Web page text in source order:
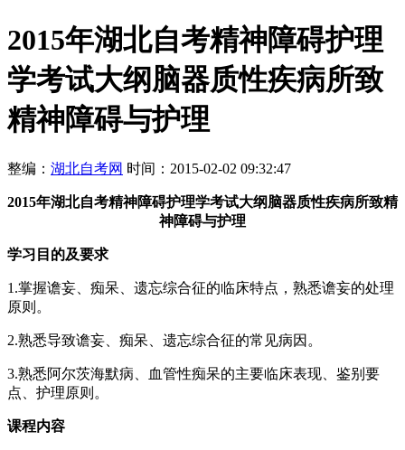
2015年湖北自考精神障碍护理
学考试大纲脑器质性疾病所致
精神障碍与护理
整编： 湖北自考网 时间：2015-02-02 09:32:47
2015年湖北自考精神障碍护理学考试大纲脑器质性疾病所致精
神障碍与护理
学习目的及要求
1.掌握谵妄、痴呆、遗忘综合征的临床特点，熟悉谵妄的处理
原则。
2.熟悉导致谵妄、痴呆、遗忘综合征的常见病因。
3.熟悉阿尔茨海默病、血管性痴呆的主要临床表现、鉴别要
点、护理原则。
课程内容